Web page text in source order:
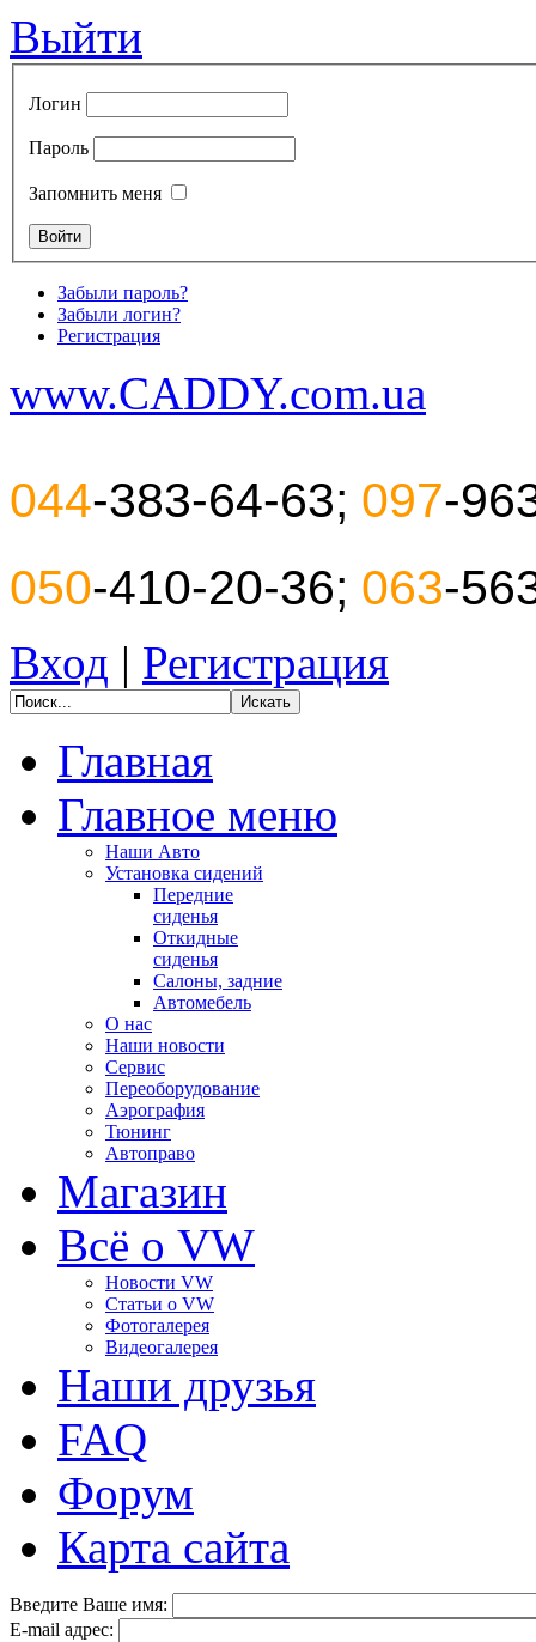
Выйти
Логин
Пароль
Запомнить меня
Забыли пароль?
Забыли логин?
Регистрация
www.CADDY.com.ua
044-383-64-63; 097-
050-410-20-36; 063-
Вход | Регистрация
Главная
Главное меню
Наши Авто
Установка сидений
Передние
сиденья
Откидные
сиденья
Салоны, задние
Автомебель
О нас
Наши новости
Сервис
Переоборудование
Аэрография
Тюнинг
Автоправо
Магазин
Всё о VW
Новости VW
Статьи o VW
Фотогалерея
Видеогалерея
Наши друзья
FAQ
Форум
Карта сайта
Введите Ваше имя:
E-mail адрес: